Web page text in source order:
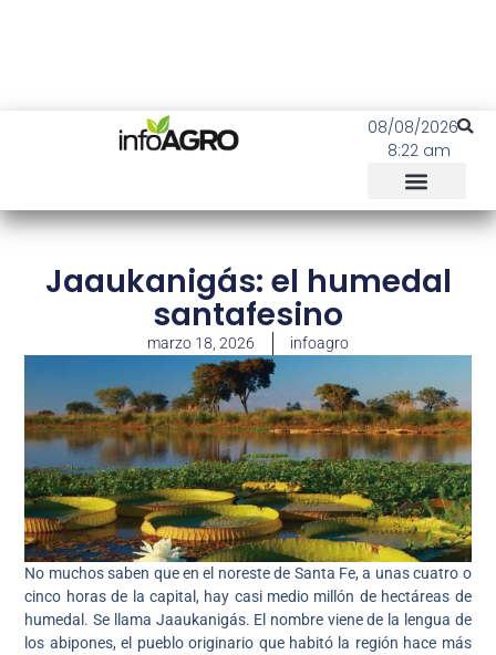
08/08/2026
8:22 am
Jaaukanigás: el humedal
santafesino
marzo 18, 2026 infoagro
No muchos saben que en el noreste de Santa Fe, a unas cuatro o
cinco horas de la capital, hay casi medio millón de hectáreas de
humedal. Se llama Jaaukanigás. El nombre viene de la lengua de
los abipones, el pueblo originario que habitó la región hace más